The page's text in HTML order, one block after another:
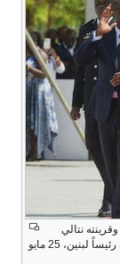
وقرينته نتالي
ڤيليت أثناء توجهه لأداء اليمين الدستورية رئيساً لبنين، 25 مايو